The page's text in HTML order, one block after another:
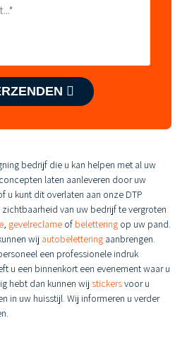
bedrijf die u kan helpen met al uw
laten aanleveren door uw
u kunt dit overlaten aan onze DTP
van uw bedrijf te vergroten
, gevelreclame of belettering op uw pand.
wij autobelettering aanbrengen.
een professionele indruk
u een binnenkort een evenement waar u
hebt dan kunnen wij stickersvoor u
in uw huisstijl. Wij informeren u verder